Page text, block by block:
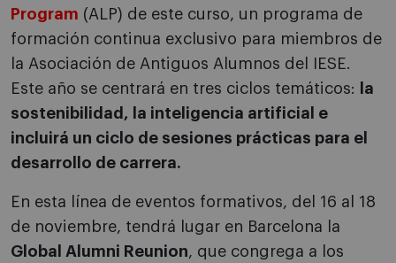
Program (ALP) de este curso, un programa de
formación continua exclusivo para miembros de
la Asociación de Antiguos Alumnos del IESE.
Este año se centrará en tres ciclos temáticos:
la
sostenibilidad, la inteligencia artificial e
incluirá un ciclo de sesiones prácticas para el
desarrollo de carrera.
En esta línea de eventos formativos, del 16 al 18
de noviembre, tendrá lugar en Barcelona la
Global Alumni Reunion, que congrega a los